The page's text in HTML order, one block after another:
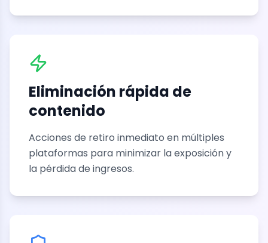
Eliminación rápida de
contenido
Acciones de retiro inmediato en múltiples
plataformas para minimizar la exposición y
la pérdida de ingresos.